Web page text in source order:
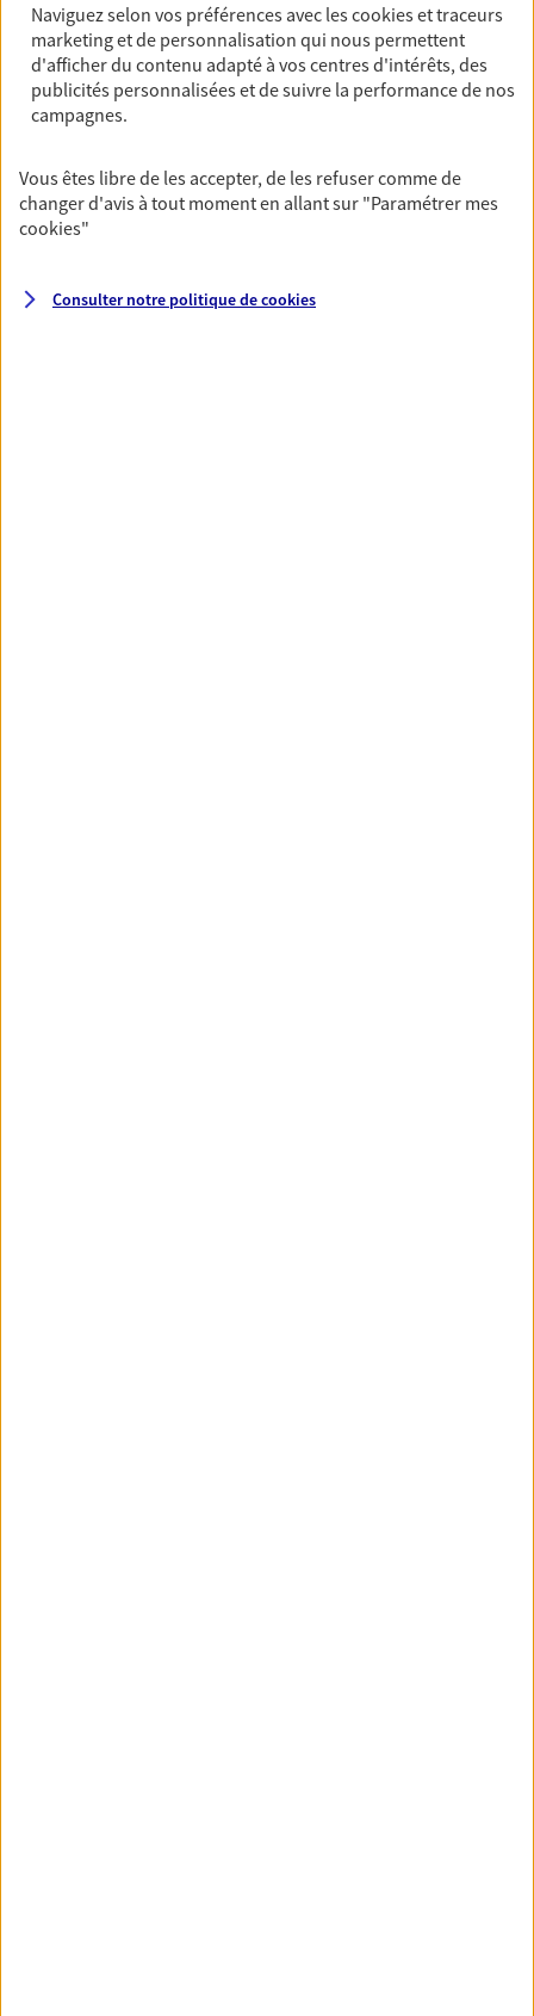
Multirisque Entreprise
Gagnez en simplicité et en sérénité avec votre
assurance multirisque entreprise. Un contrat
unique pour protéger vos locaux, matériels pro,
équipements et stocks… sans oublier votre
Découvrir l'offre Multirisque Entreprise
Naviguez selon vos préférences avec lescookies et traceurs
marketing et de personnalisation qui nous permettent
d'afficher du contenu adapté à vos centres d'intérêts, des
publicités personnalisées et de suivre la performance de nos
campagnes.
Vous êtes libre de les accepter, de les refuser comme de
changer d'avis à tout moment en allant sur "Paramétrer mes
cookies"
Consulter notre politique decookies